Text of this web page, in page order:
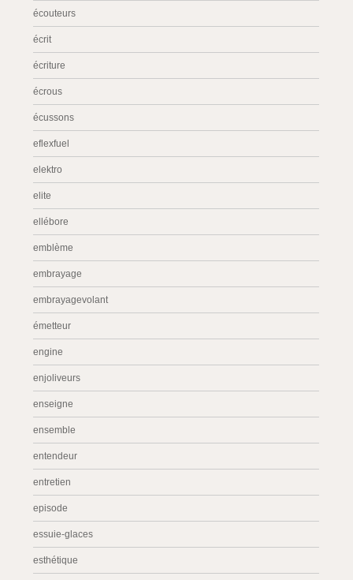
écouteurs
écrit
écriture
écrous
écussons
eflexfuel
elektro
elite
ellébore
emblème
embrayage
embrayagevolant
émetteur
engine
enjoliveurs
enseigne
ensemble
entendeur
entretien
episode
essuie-glaces
esthétique